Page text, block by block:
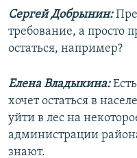
Сергей Добрынин:
требование, а просто
остаться, например?
Елена Владыкина:
хочет остаться в
уйти в лес на
администрации
знают.